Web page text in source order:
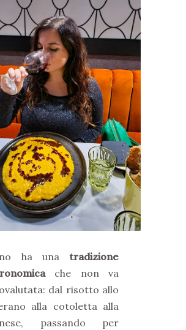
ha una tradizione
che non va
dal risotto allo
alla cotoletta alla
passando per